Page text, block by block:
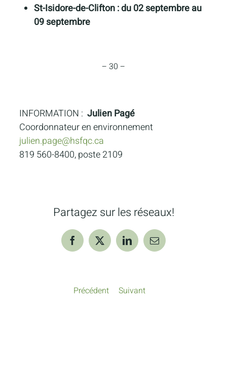
St-Isidore-de-Clifton : du 02 septembre au
09 septembre
– 30 –
INFORMATION : Julien Pagé
Coordonnateur en environnement
julien.page@hsfqc.ca
819 560-8400, poste 2109
Partagez sur les réseaux!
Facebook
X LinkedInCourriel
Précédent Suivant